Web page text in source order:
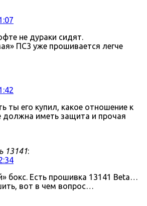
не дураки сидят.
ПС3 уже прошивается легче
ты его купил, какое отношение к
должна иметь защита и прочая
13141:
бокс. Есть прошивка 13141 Beta…
вот в чем вопрос…